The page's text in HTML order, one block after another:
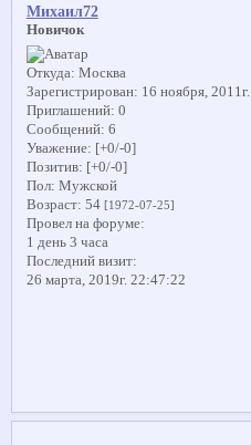
Михаил72
Новичок
Откуда: Москва
Зарегистрирован: 16 ноября, 2011г.
Приглашений: 0
Сообщений: 6
Уважение: [+0/-0]
Позитив: [+0/-0]
Пол: Мужской
Возраст: 54 [1972-07-25]
Провел на форуме:
1 день 3 часа
Последний визит:
26 марта, 2019г. 22:47:22